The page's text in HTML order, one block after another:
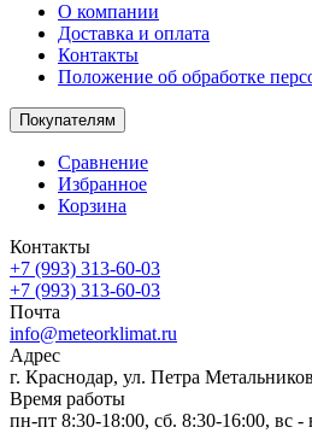
О компании
Доставка и оплата
Контакты
Положение об обработке
Покупателям
Сравнение
Избранное
Корзина
Контакты
+7 (993) 313-60-03
+7 (993) 313-60-03
Почта
info@meteorklimat.ru
Адрес
г. Краснодар, ул. Петра
Время работы
пн-пт 8:30-18:00, сб. 8:30-16:00, вс -